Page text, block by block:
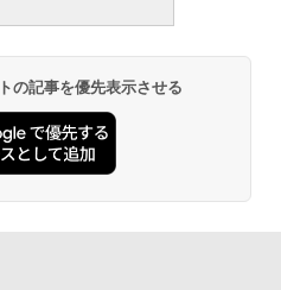
の記事を優先表示させる